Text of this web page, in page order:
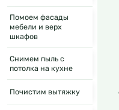
Помоем фасады
мебели и верх
шкафов
Снимем пыль с
потолка на кухне
Почистим вытяжку